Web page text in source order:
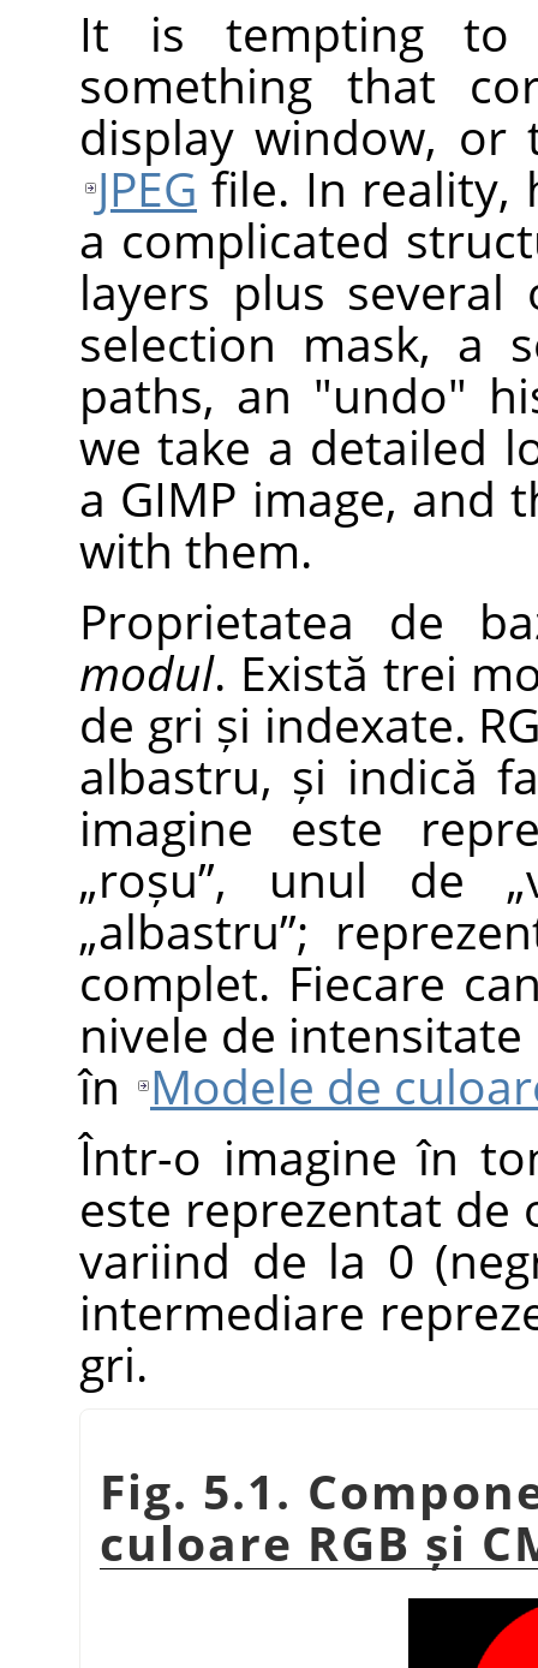
It is tempting
something that
display window,
JPEG file. In reality,
a complicated
layers plus
selection mask, a
paths, an "undo"
we take a detailed
a GIMP image, and
with them.
Proprietatea de
modul. Există trei
de gri și indexate.
albastru, și indică
imagine este
„roșu”, unul de „
„albastru”;
complet. Fiecare
nivele de
în Modele de
Într-o imagine în
este reprezentat de
variind de la 0
intermediare
gri.
Fig. 5.1.
culoare RGB și